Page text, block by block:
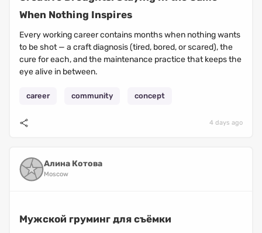
When Nothing Inspires
Every working career contains months when nothing wants
to be shot — a craft diagnosis (tired, bored, or scared), the
cure for each, and the maintenance practice that keeps the
eye alive in between.
career community concept
4 days ago
Алина Котова
Moscow
Мужской груминг для съёмки